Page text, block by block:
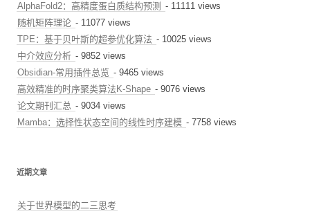
AlphaFold2：高精度蛋白质结构预测 - 11111 views
随机矩阵理论 - 11077 views
TPE：基于贝叶斯的超参优化算法 - 10025 views
中介效应分析 - 9852 views
Obsidian-常用插件总览 - 9465 views
高效精准的时序聚类算法K-Shape - 9076 views
论文期刊汇总 - 9034 views
Mamba：选择性状态空间的线性时序建模 - 7758 views
近期文章
关于世界模型的二三思考